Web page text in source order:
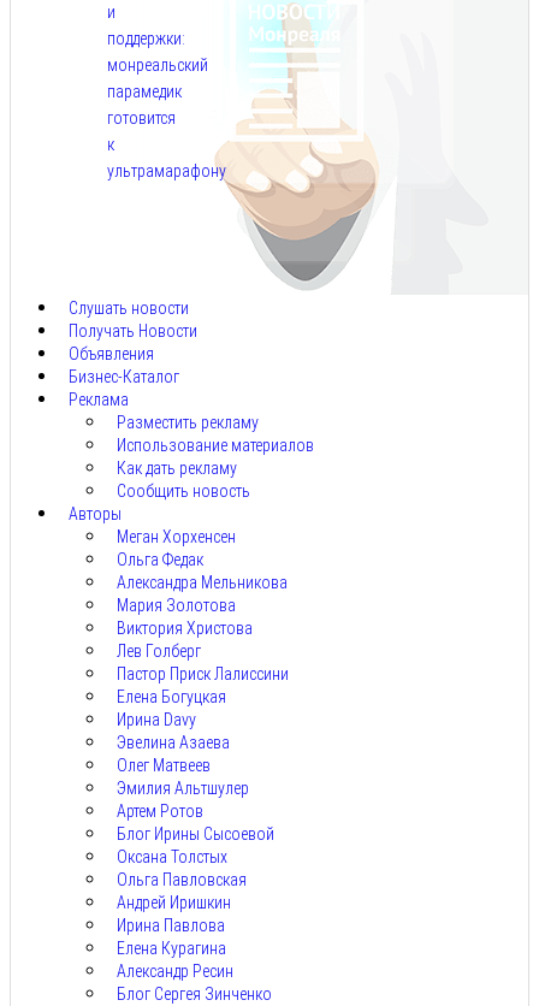
и
поддержки:
монреальский
парамедик
готовится
к
ультрамарафону
Слушать новости
Получать Новости
Объявления
Бизнес-Каталог
Реклама
Разместить рекламу
Использование материалов
Как дать рекламу
Сообщить новость
Авторы
Меган Хорхенсен
Ольга Федак
Александра Мельникова
Мария Золотова
Виктория Христова
Лев Голберг
Пастор Приск Лалиссини
Елена Богуцкая
Ирина Davy
Эвелина Азаева
Олег Матвеев
Эмилия Альтшулер
Артем Ротов
Блог Ирины Сысоевой
Оксана Толстых
Ольга Павловская
Андрей Иришкин
Ирина Павлова
Елена Курагина
Александр Ресин
Блог Сергея Зинченко